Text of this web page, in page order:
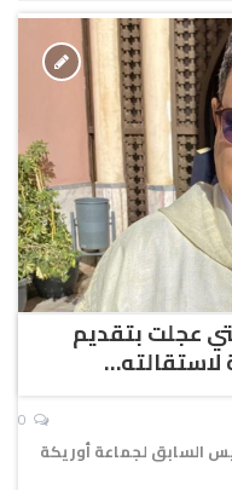
عجلت بتقديم
لاستقالته…
السابق لجماعة أوريكة